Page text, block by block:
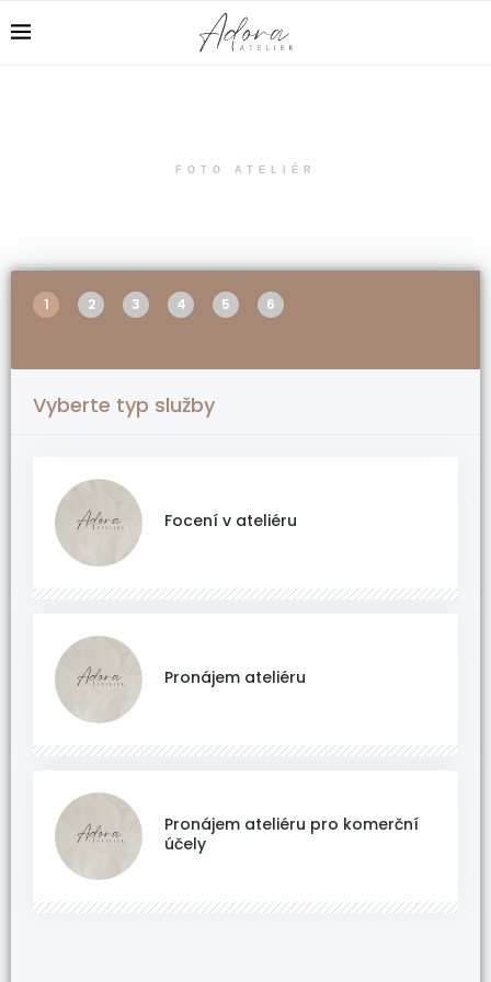
FOTO ATELIÉR
1 2 3 4 5 6
Vyberte typ služby
Focení v ateliéru
Pronájem ateliéru
Pronájem ateliéru pro komerční
účely